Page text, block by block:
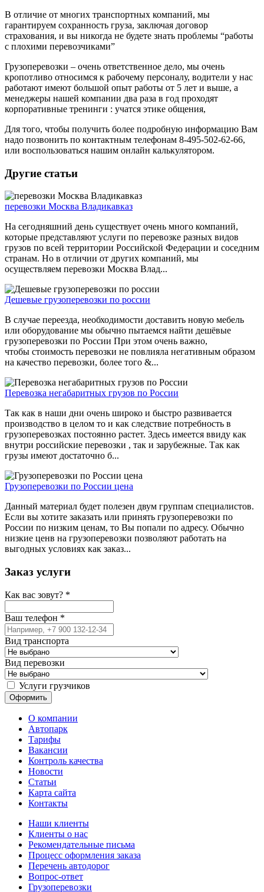
В отличие от многих транспортных компаний, мы
гарантируем сохранность груза, заключая договор
страхования, и вы никогда не будете знать проблемы “работы
с плохими перевозчиками”
Грузоперевозки – очень ответственное дело, мы очень
кропотливо относимся к рабочему персоналу, водители у нас
работают имеют большой опыт работы от 5 лет и выше, а
менеджеры нашей компании два раза в год проходят
корпоративные тренинги : учатся этике общения,
Для того, чтобы получить более подробную информацию Вам
надо позвонить по контактным телефонам 8-495-502-62-66,
или воспользоваться нашим онлайн калькулятором.
Другие статьи
перевозки Москва Владикавказ
На сегодняшний день существует очень много компаний,
которые представляют услуги по перевозке разных видов
грузов по всей территории Российской Федерации и соседним
странам. Но в отличии от других компаний, мы
осуществляем перевозки Москва Влад...
Дешевые грузоперевозки по россии
В случае переезда, необходимости доставить новую мебель
или оборудование мы обычно пытаемся найти дешёвые
грузоперевозки по России При этом очень важно,
чтобы стоимость перевозки не повлияла негативным образом
на качество перевозки, более того &...
Перевозка негабаритных грузов по России
Так как в наши дни очень широко и быстро развивается
производство в целом то и как следствие потребность в
грузоперевозках постоянно растет. Здесь имеется ввиду как
внутри российские перевозки , так и зарубежные. Так как
грузы имеют достаточно б...
Грузоперевозки по России цена
Данный материал будет полезен двум группам специалистов.
Если вы хотите заказать или принять грузоперевозки по
России по низким ценам, то Вы попали по адресу. Обычно
низкие ценв на грузоперевозки позволяют работать на
выгодных условиях как заказ...
Заказ услуги
Как вас зовут? *
Ваш телефон *
Вид транспорта
Вид перевозки
Услуги грузчиков
О компании
Автопарк
Тарифы
Вакансии
Контроль качества
Новости
Статьи
Карта сайта
Контакты
Наши клиенты
Клиенты о нас
Рекомендательные письма
Процесс оформления заказа
Перечень автодорог
Вопрос-ответ
Грузоперевозки